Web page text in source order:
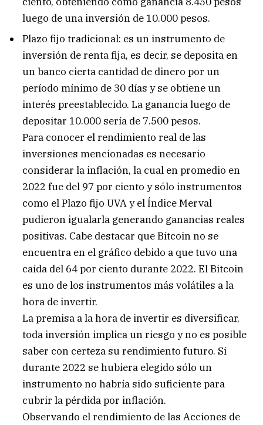
luego de una inversión de 10.000 pesos.
Plazo fijo tradicional: es un instrumento de
inversión de renta fija, es decir, se deposita en
un banco cierta cantidad de dinero por un
período mínimo de 30 días y se obtiene un
interés preestablecido. La ganancia luego de
depositar 10.000 sería de 7.500 pesos.
Para conocer el rendimiento real de las
inversiones mencionadas es necesario
considerar la inflación, la cual en promedio en
2022 fue del 97 por ciento y sólo instrumentos
como el Plazo fijo UVA y el Índice Merval
pudieron igualarla generando ganancias reales
positivas. Cabe destacar que Bitcoin no se
encuentra en el gráfico debido a que tuvo una
caída del 64 por ciento durante 2022. El Bitcoin
es uno de los instrumentos más volátiles a la
hora de invertir.
La premisa a la hora de invertir es diversificar,
toda inversión implica un riesgo y no es posible
saber con certeza su rendimiento futuro. Si
durante 2022 se hubiera elegido sólo un
instrumento no habría sido suficiente para
cubrir la pérdida por inflación.
Observando el rendimiento de las Acciones de